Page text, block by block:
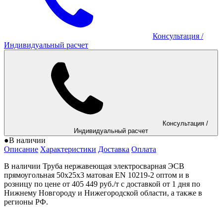
Консультация /
Индивидуальный расчет
Консультация /
Индивидуальный расчет
●В наличии
Описание Характеристики Доставка Оплата
В наличии Труба нержавеющая электросварная ЭСВ
прямоугольная 50x25x3 матовая EN 10219-2 оптом и в
розницу по цене от 405 449 руб./т с доставкой от 1 дня по
Нижнему Новгороду и Нижегородской области, а также в
регионы РФ.